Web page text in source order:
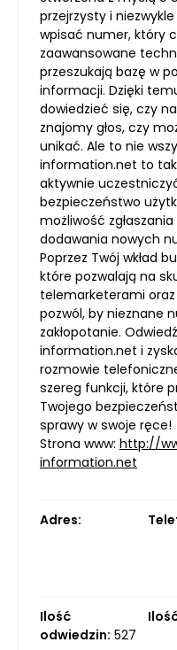
przejrzysty i
wpisać numer, który
zaawansowane
przeszukają bazę w
informacji. Dzięki
dowiedzieć się, czy
znajomy głos, czy
unikać. Ale to nie
information.net to
aktywnie
bezpieczeństwo
możliwość
dodawania nowych
Poprzez Twój wkład
które pozwalają na
telemarketerami
pozwól, by nieznane
zakłopotanie.
information.net i
rozmowie
szereg funkcji, które
Twojego
sprawy w swoje ręce!
Strona www: http://
information.net
Adres:
Ilość
odwiedzin: 527